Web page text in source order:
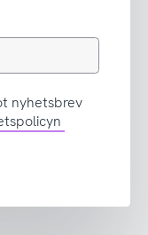
nyhetsbrev